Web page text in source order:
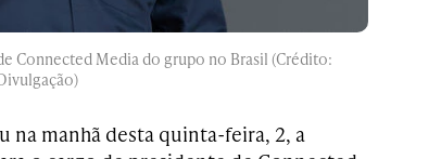
Connected Media do grupo no Brasil (Crédito:
na manhã desta quinta-feira, 2, a